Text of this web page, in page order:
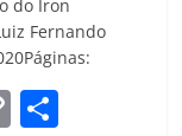
do Iron
Fernando
C